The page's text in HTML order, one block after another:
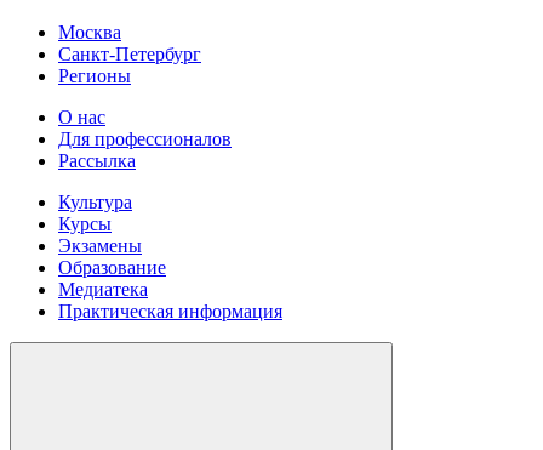
Москва
Санкт-Петербург
Регионы
О нас
Для профессионалов
Рассылка
Культура
Курсы
Экзамены
Образование
Медиатека
Практическая информация